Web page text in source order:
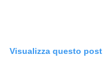
Visualizza questo